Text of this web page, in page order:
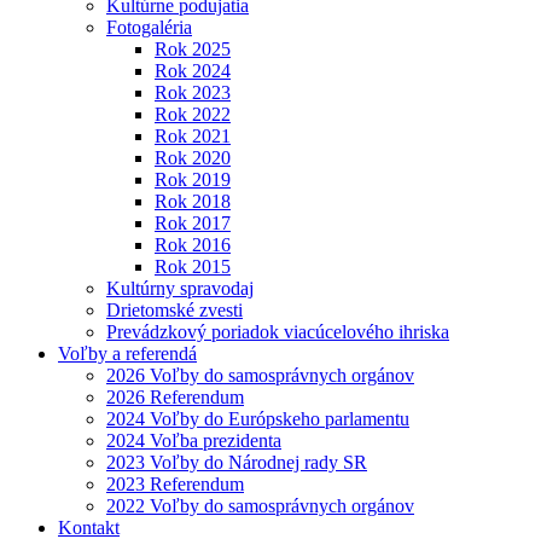
Kultúrne podujatia
Fotogaléria
Rok 2025
Rok 2024
Rok 2023
Rok 2022
Rok 2021
Rok 2020
Rok 2019
Rok 2018
Rok 2017
Rok 2016
Rok 2015
Kultúrny spravodaj
Drietomské zvesti
Prevádzkový poriadok viacúcelového ihriska
Voľby a referendá
2026 Voľby do samosprávnych orgánov
2026 Referendum
2024 Voľby do Európskeho parlamentu
2024 Voľba prezidenta
2023 Voľby do Národnej rady SR
2023 Referendum
2022 Voľby do samosprávnych orgánov
Kontakt